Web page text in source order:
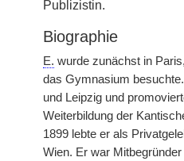
Publizistin.
Biographie
E. wurde zunächst in
das Gymnasium
und Leipzig und
Weiterbildung der
1899 lebte er als
Wien. Er war